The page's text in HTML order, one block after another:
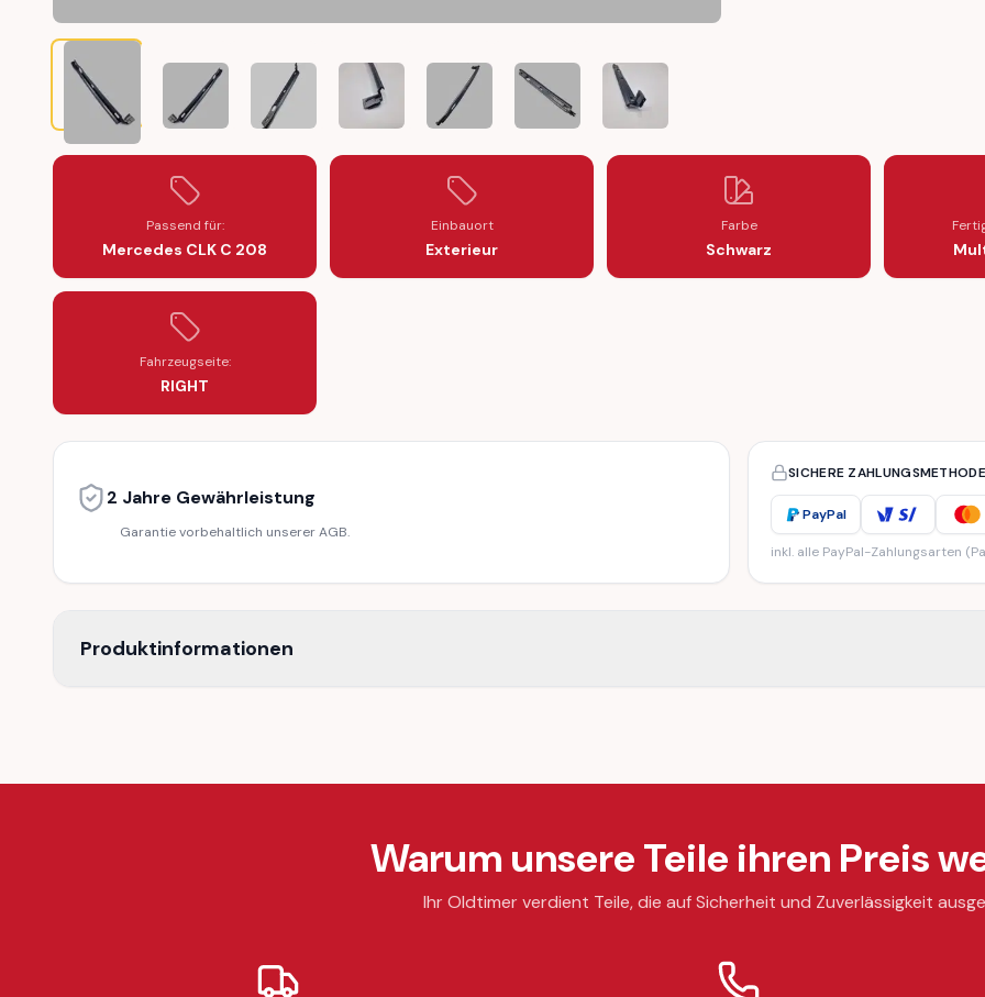
MERCEDES CLK C 208 THRESHOLD SEAL RUBBER GASKET FENDER THRESHOLD FRONT (A2086984430 / A2086984330)
MERCEDES CLK C 208 THRESHOLD SEAL RUBBER GASKET FENDER THRESHOLD FRONT (A2086984430 /
MERCEDES CLK C 208 THRESHOLD SEAL RUBBER GASKET FENDER THRESHOLD FRONT
MERCEDES CLK C 208 THRESHOLD SEAL RUBBER GASKET FENDER THRESHOLD
MERCEDES CLK C 208 THRESHOLD SEAL RUBBER GASKET FENDER
MERCEDES CLK C 208 THRESHOLD SEAL RUBBER GASKET
MERCEDES CLK C 208 THRESHOLD SEAL
Passend für:
Mercedes CLK C 208
Einbauort
Exterieur
Farbe
Schwarz
Fahrzeugseite:
RIGHT
2 Jahre Gewährleistung
Garantie vorbehaltlich unserer AGB.
SICHERE
PayPal
inkl. alle PayPal-Zahlungsarten
Produktinformationen
Warum unsere Teile ihren Preis
Ihr Oldtimer verdient Teile, die auf Sicherheit und Zuverlässigkeit